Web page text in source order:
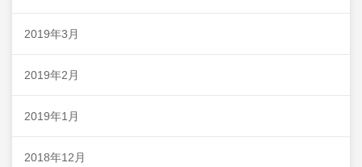
2019年3月
2019年2月
2019年1月
2018年12月